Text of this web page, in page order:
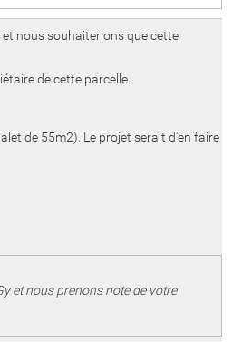
nous souhaiterions que cette
de cette parcelle.
de 55m2). Le projet serait d'en faire
et nous prenons note de votre